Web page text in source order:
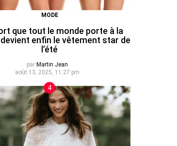
MODE
que tout le monde porte à la
enfin le vêtement star de
l’été
par Martin Jean
août 13, 2025, 11:27 pm